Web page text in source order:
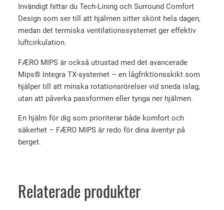
Invändigt hittar du Tech-Lining och Surround Comfort
Design som ser till att hjälmen sitter skönt hela dagen,
medan det termiska ventilationssystemet ger effektiv
luftcirkulation.
FÆRO MIPS är också utrustad med det avancerade
Mips® Integra TX-systemet – en lågfriktionsskikt som
hjälper till att minska rotationsrörelser vid sneda islag,
utan att påverka passformen eller tynga ner hjälmen.
En hjälm för dig som prioriterar både komfort och
säkerhet – FÆRO MIPS är redo för dina äventyr på
berget.
Relaterade produkter